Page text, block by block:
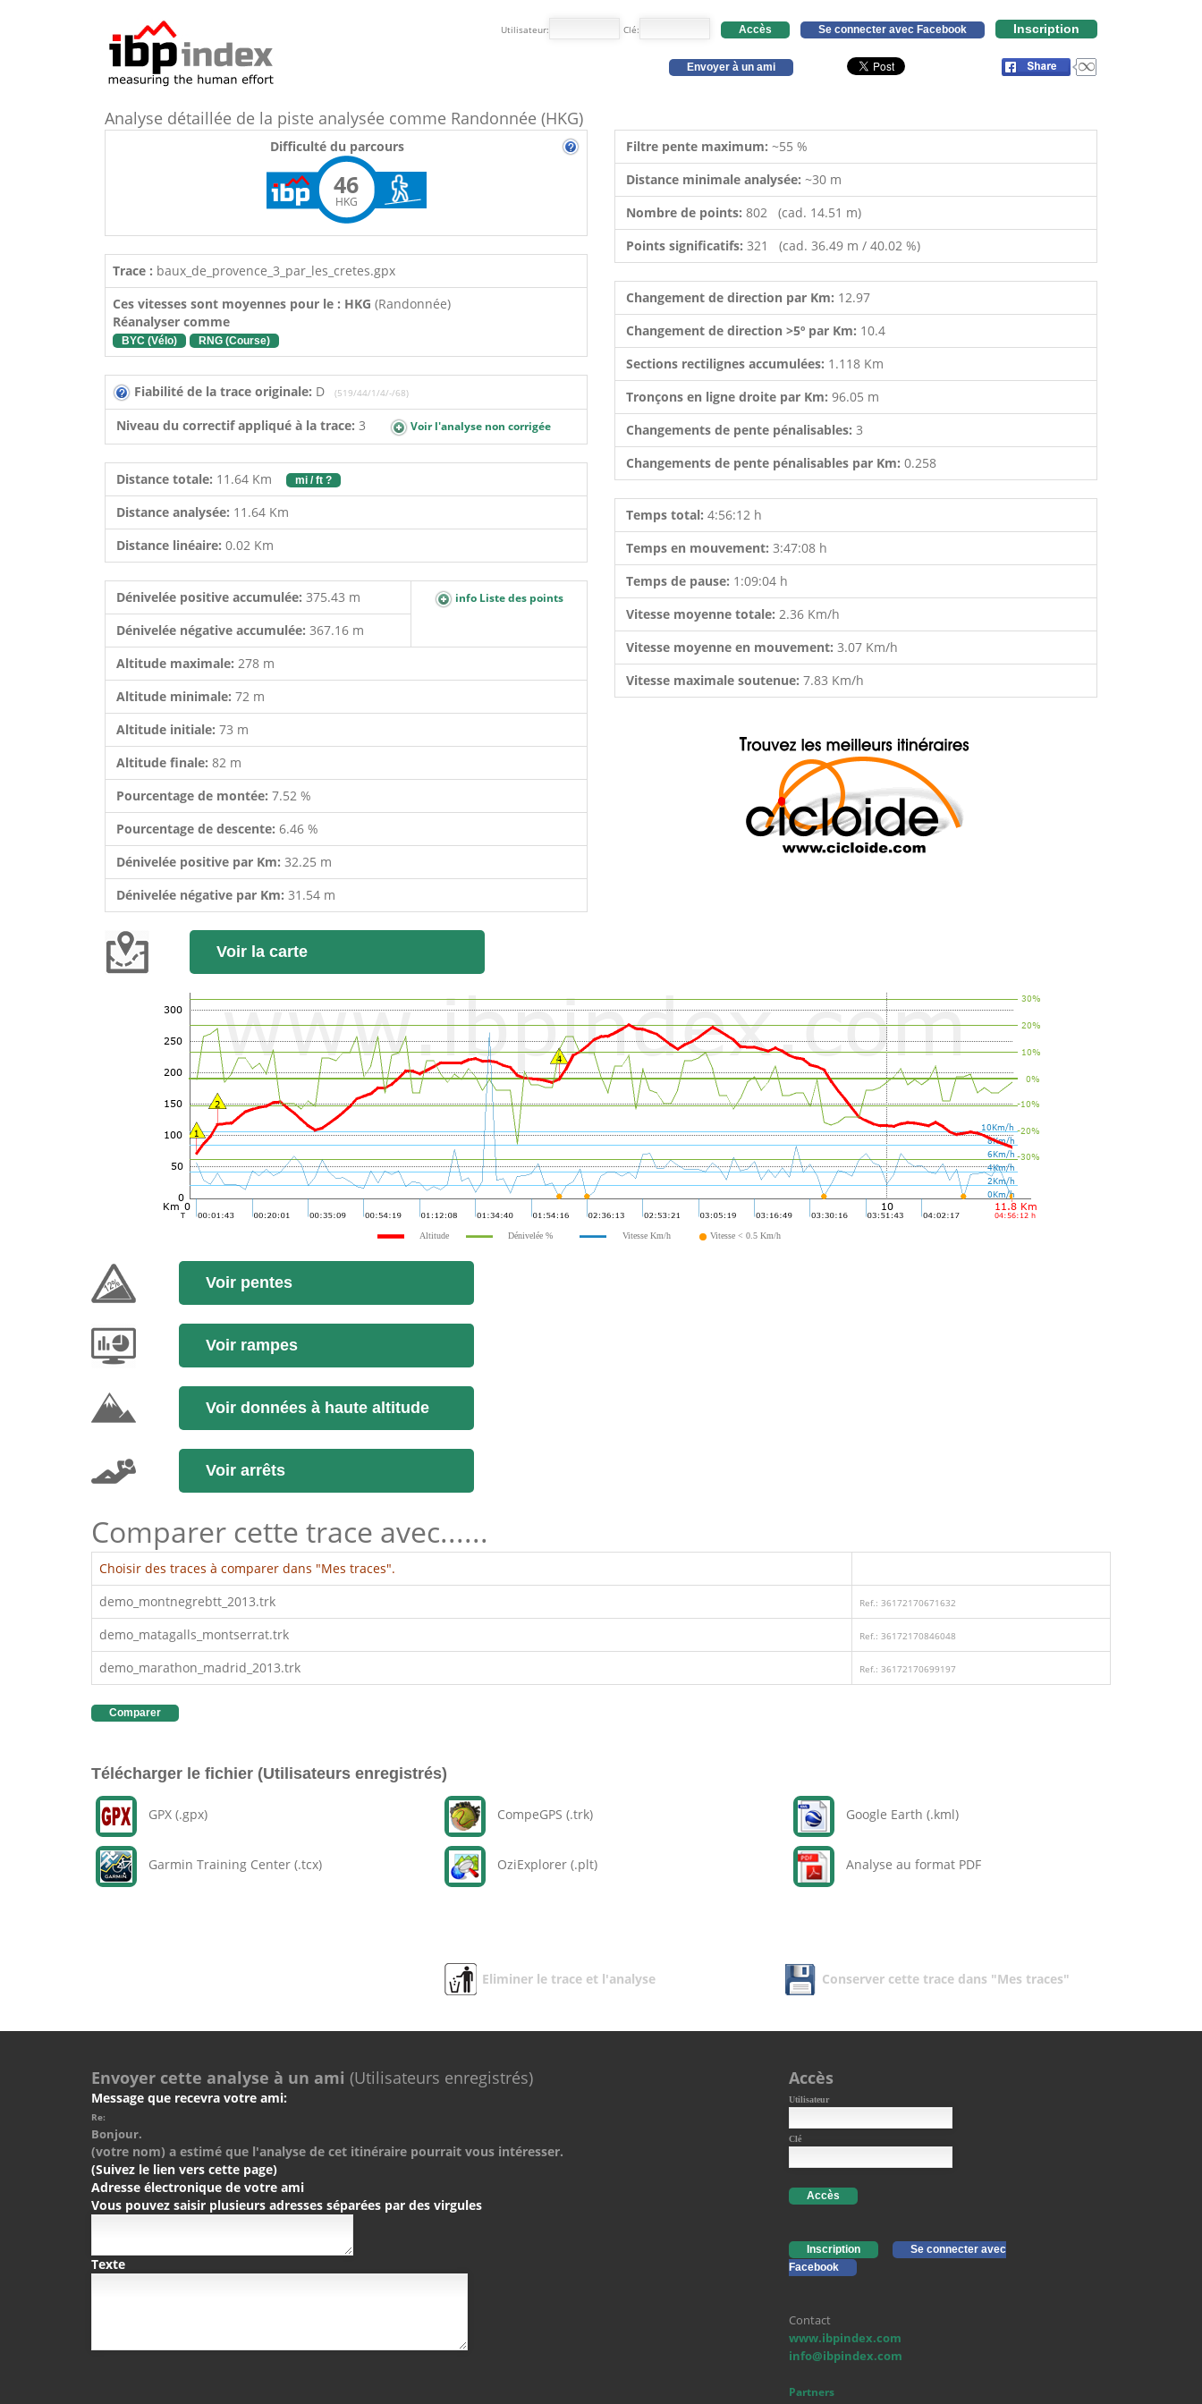
Utilisateur: Clé: Accès Se connecter avec Facebook Inscription
Envoyer à un ami
Analyse détaillée de la piste analysée comme Randonnée (HKG)
Difficulté du parcours
46
HKG
Trace : baux_de_provence_3_par_les_cretes.gpx
Ces vitesses sont moyennes pour le : HKG (Randonnée)
Réanalyser comme
BYC (Vélo) RNG (Course)
Fiabilité de la trace originale: D (519/44/1/4/-/68)
Niveau du correctif appliqué à la trace: 3 Voir l'analyse non corrigée
Distance totale: 11.64 Km mi / ft ?
Distance analysée: 11.64 Km
Distance linéaire: 0.02 Km
Dénivelée positive accumulée: 375.43 m info Liste des points
Dénivelée négative accumulée: 367.16 m
Altitude maximale: 278 m
Altitude minimale: 72 m
Altitude initiale: 73 m
Altitude finale: 82 m
Pourcentage de montée: 7.52 %
Pourcentage de descente: 6.46 %
Dénivelée positive par Km: 32.25 m
Dénivelée négative par Km: 31.54 m
Filtre pente maximum: ~55 %
Distance minimale analysée: ~30 m
Nombre de points: 802 (cad. 14.51 m)
Points significatifs: 321 (cad. 36.49 m / 40.02 %)
Changement de direction par Km: 12.97
Changement de direction >5º par Km: 10.4
Sections rectilignes accumulées: 1.118 Km
Tronçons en ligne droite par Km: 96.05 m
Changements de pente pénalisables: 3
Changements de pente pénalisables par Km: 0.258
Temps total: 4:56:12 h
Temps en mouvement: 3:47:08 h
Temps de pause: 1:09:04 h
Vitesse moyenne totale: 2.36 Km/h
Vitesse moyenne en mouvement: 3.07 Km/h
Vitesse maximale soutenue: 7.83 Km/h
Voir la carte
Altitude Dénivelée % Vitesse Km/h Vitesse < 0.5 Km/h
Voir pentes
Voir rampes
Voir données à haute altitude
Voir arrêts
Comparer cette trace avec......
Choisir des traces à comparer dans "Mes traces".
demo_montnegrebtt_2013.trk
Ref.: 36172170671632
demo_matagalls_montserrat.trk Ref.: 36172170846048
demo_marathon_madrid_2013.trk Ref.: 36172170699197
Comparer
Télécharger le fichier (Utilisateurs enregistrés)
GPX (.gpx)
Garmin Training Center (.tcx)
CompeGPS (.trk)
OziExplorer (.plt)
Google Earth (.kml)
Analyse au format PDF
Eliminer le trace et l'analyse Conserver cette trace dans "Mes traces"
Envoyer cette analyse à un ami (Utilisateurs enregistrés)
Message que recevra votre ami:
Re:
Bonjour.
(votre nom) a estimé que l'analyse de cet itinéraire pourrait vous intéresser.
(Suivez le lien vers cette page)
Adresse électronique de votre ami
Vous pouvez saisir plusieurs adresses séparées par des virgules
Texte
Accès
Utilisateur
Clé
Accès
Inscription
Se connecter avec
Facebook
Contact
www.ibpindex.com
info@ibpindex.com
Partners